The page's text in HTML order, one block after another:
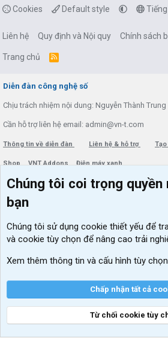
Cookies Default style
Liên hệ Quy định và Nội quy Chính sách
Trang chủ
R
Diễn đàn công nghệ số
Chịu trách nhiệm nội dung: Nguyễn Thành Trung
Cần hỗ trợ liên hệ email: admin@vn-t.com
Thông tin về diễn đàn Liên hệ & hỗ trợ
Shop VNT Addons Điện máy xanh
Menu thành viên
Đăng nhập
Diễn đàn
Kích hoạt
VIP add-ons
Khuyến mãi và
Chúng tôi coi trọng
bạn
Chúng tôi sử dụng cookie thiết yếu để
và cookie tùy chọn để nâng cao trải
Xem thêm thông tin và cấu hình tùy
Chấp nhận tất cả
Từ chối cookie tùy